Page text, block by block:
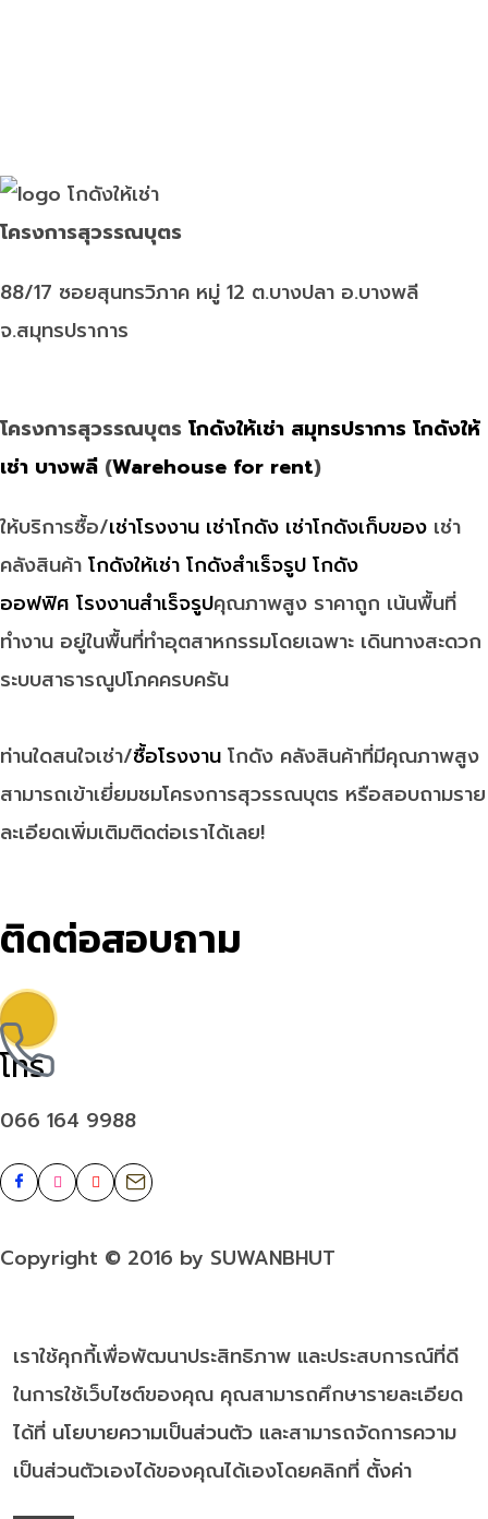
โครงการสุวรรณบุตร
88/17 ซอยสุนทรวิภาค หมู่ 12 ต.บางปลา อ.บางพลี
จ.สมุทรปราการ
โครงการสุวรรณบุตร โกดังให้เช่า สมุทรปราการ โกดังให้
เช่า บางพลี (Warehouse for rent)
ให้บริการซื้อ/เช่าโรงงาน เช่าโกดัง เช่าโกดังเก็บของ เช่า
คลังสินค้า โกดังให้เช่า โกดังสำเร็จรูป โกดัง
ออฟฟิศ โรงงานสำเร็จรูปคุณภาพสูง ราคาถูก เน้นพื้นที่
ทำงาน อยู่ในพื้นที่ทำอุตสาหกรรมโดยเฉพาะ เดินทางสะดวก
ระบบสาธารณูปโภคครบครัน
ท่านใดสนใจเช่า/ซื้อโรงงาน โกดัง คลังสินค้าที่มีคุณภาพสูง
สามารถเข้าเยี่ยมชมโครงการสุวรรณบุตร หรือสอบถามราย
ละเอียดเพิ่มเติมติดต่อเราได้เลย!
ติดต่อสอบถาม
โทร
066 164 9988
Copyright © 2016 by SUWANBHUT
เราใช้คุกกี้เพื่อพัฒนาประสิทธิภาพ และประสบการณ์ที่ดี
ในการใช้เว็บไซต์ของคุณ คุณสามารถศึกษารายละเอียด
ได้ที่ นโยบายความเป็นส่วนตัว และสามารถจัดการความ
เป็นส่วนตัวเองได้ของคุณได้เองโดยคลิกที่ ตั้งค่า